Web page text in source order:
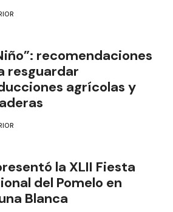
recomendaciones
resguardar
agrícolas y
la XLII Fiesta
del Pomelo en
Blanca